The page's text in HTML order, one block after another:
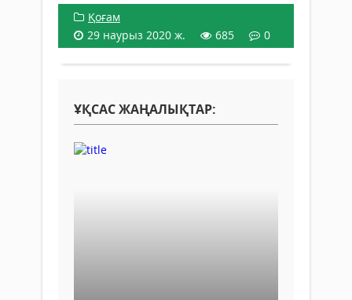
Қоғам
29 наурыз 2020 ж.
685 0
ҰҚСАС ЖАҢАЛЫҚТАР: